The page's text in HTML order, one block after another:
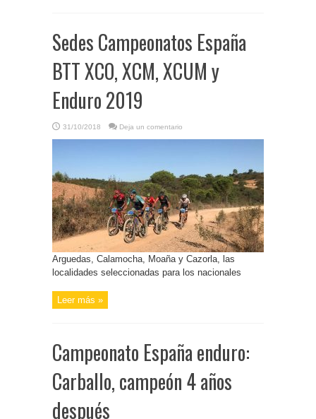
Sedes Campeonatos España
BTT XCO, XCM, XCUM y
Enduro 2019
31/10/2018 Deja un comentario
Arguedas, Calamocha, Moaña y Cazorla, las
localidades seleccionadas para los nacionales
Leer más »
Campeonato España enduro:
Carballo, campeón 4 años
después